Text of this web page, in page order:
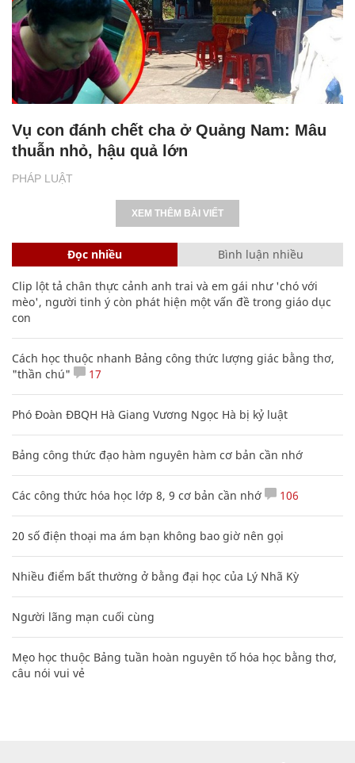
PHÁP LUẬT
Vụ con đánh chết cha ở Quảng Nam: Mâu
thuẫn nhỏ, hậu quả lớn
XEM THÊM BÀI VIẾT
Đọc nhiều Bình luận nhiều
Clip lột tả chân thực cảnh anh trai và em gái như 'chó với
mèo', người tinh ý còn phát hiện một vấn đề trong giáo dục
con
Cách học thuộc nhanh Bảng công thức lượng giác bằng thơ,
"thần chú"
17
Phó Đoàn ĐBQH Hà Giang Vương Ngọc Hà bị kỷ luật
Bảng công thức đạo hàm nguyên hàm cơ bản cần nhớ
Các công thức hóa học lớp 8, 9 cơ bản cần nhớ 106
20 số điện thoại ma ám bạn không bao giờ nên gọi
Nhiều điểm bất thường ở bằng đại học của Lý Nhã Kỳ
Người lãng mạn cuối cùng
Mẹo học thuộc Bảng tuần hoàn nguyên tố hóa học bằng thơ,
câu nói vui vẻ